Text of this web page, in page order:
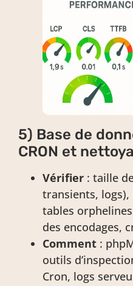
5) Base de
CRON et
Vérifier : taille
transients,
tables
des encodages,
Comment :
outils
Cron, logs